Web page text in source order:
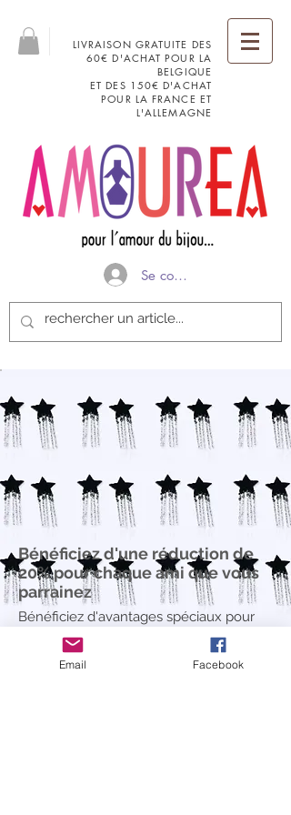
LIVRAISON GRATUITE DES
60€ D'ACHAT POUR LA
BELGIQUE
ET DES 150€ D'ACHAT
POUR LA FRANCE ET
L'ALLEMAGNE
Se connecter
Bénéficiez d'une réduction de
20% pour chaque ami que vous
parrainez
Bénéficiez d'avantages spéciaux pour
vous et vos amis
Offrez à vos amis une réduction de 10%.
Email Facebook